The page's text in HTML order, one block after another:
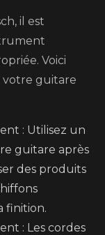
il est
Voici
votre guitare
: Utilisez un
guitare après
des produits
finition.
: Les cordes